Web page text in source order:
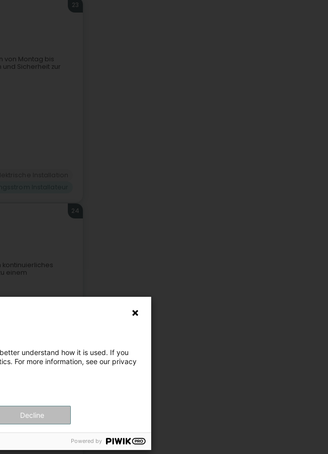
23
von Montag bis
und Sicherheit zur
24
kontinuierliches
einem
understand how it is used. If you
For more information, see our privacy
Decline
Powered by